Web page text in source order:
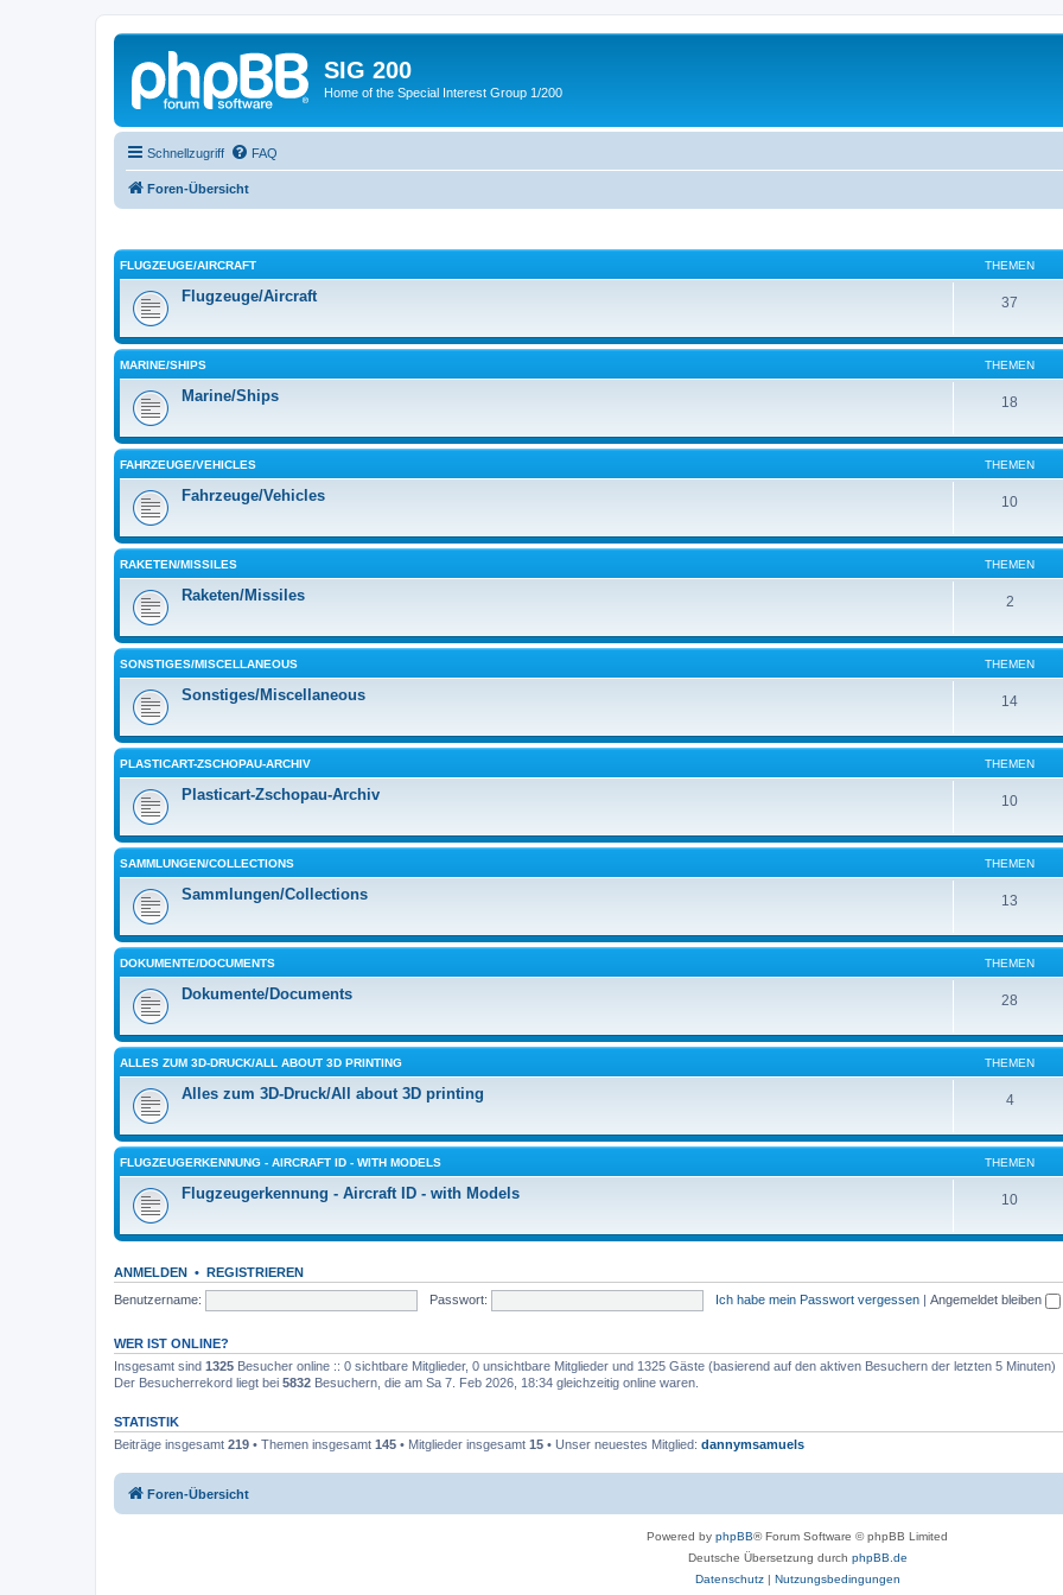
SIG 200
Home of the Special Interest Group 1/200
Schnellzugriff FAQ
Foren-Übersicht
FLUGZEUGE/AIRCRAFT THEMEN
Flugzeuge/Aircraft 37
MARINE/SHIPS THEMEN
Marine/Ships 18
FAHRZEUGE/VEHICLES THEMEN
Fahrzeuge/Vehicles 10
RAKETEN/MISSILES THEMEN
Raketen/Missiles 2
SONSTIGES/MISCELLANEOUS THEMEN
Sonstiges/Miscellaneous 14
PLASTICART-ZSCHOPAU-ARCHIV THEMEN
Plasticart-Zschopau-Archiv 10
SAMMLUNGEN/COLLECTIONS THEMEN
Sammlungen/Collections 13
DOKUMENTE/DOCUMENTS THEMEN
Dokumente/Documents 28
ALLES ZUM 3D-DRUCK/ALL ABOUT 3D PRINTING THEMEN
Alles zum 3D-Druck/All about 3D printing 4
FLUGZEUGERKENNUNG - AIRCRAFT ID - WITH MODELS THEMEN
Flugzeugerkennung - Aircraft ID - with Models 10
ANMELDEN • REGISTRIEREN
Benutzername:
Passwort: Ich habe mein Passwort vergessen | Angemeldet bleiben
WER IST ONLINE?
Insgesamt sind 1325 Besucher online :: 0 sichtbare Mitglieder, 0 unsichtbare Mitglieder und 1325 Gäste (basierend auf den aktiven Besuchern der letzten 5 Minuten)
Der Besucherrekord liegt bei 5832 Besuchern, die am Sa 7. Feb 2026, 18:34 gleichzeitig online waren.
STATISTIK
Beiträge insgesamt 219 • Themen insgesamt 145 • Mitglieder insgesamt 15 • Unser neuestes Mitglied: dannymsamuels
Foren-Übersicht
Powered by phpBB® Forum Software © phpBB Limited
Deutsche Übersetzung durch phpBB.de
Datenschutz| Nutzungsbedingungen